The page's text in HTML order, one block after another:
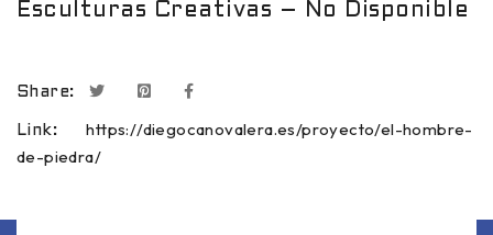
Esculturas Creativas – No Disponible
Share:
Link:
https://diegocanovalera.es/proyecto/el-hombre-
de-piedra/